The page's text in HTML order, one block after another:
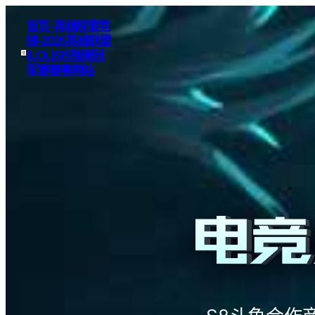
首页–英雄联盟竞
猜-2025英雄联盟
(LOL)S15预测冠
军赛赛事网站